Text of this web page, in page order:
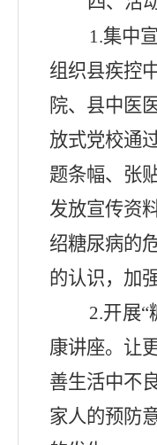
1.集中
组织县疾控
院、 县中医
放式党校通
题条幅、 张
发放宣传资
绍糖尿病的
的认识， 加
2.开展“
康讲座。 让
善生活中不
家人的预防